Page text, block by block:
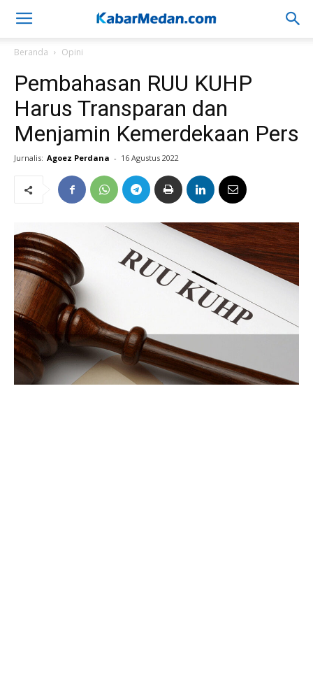
Beranda Opini
Pembahasan RUU KUHP
Harus Transparan dan
Menjamin Kemerdekaan Pers
Jurnalis: Agoez Perdana - 16 Agustus 2022